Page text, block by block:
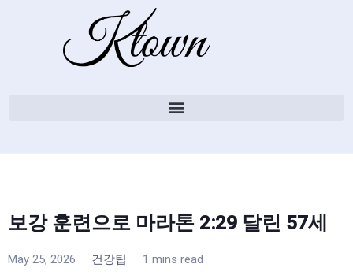
보강 훈련으로 마라톤 2:29 달린 57세
May 25, 2026 건강팁 1 mins read